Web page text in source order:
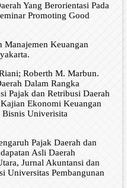
Yang Berorientasi Pada
Promoting Good
Manajemen Keuangan
Roberth M. Marbun.
Dalam Rangka
Pajak dan Retribusi Daerah
Ekonomi Keuangan
Bisnis Univerisita
Pajak Daerah dan
Asli Daerah
Jurnal Akuntansi dan
Universitas Pembangunan